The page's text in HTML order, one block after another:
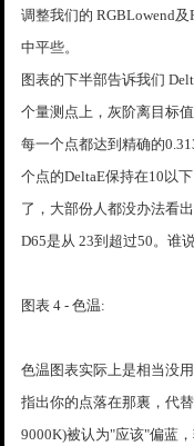
调整我们的 RGBLowend
中平些。
图表的下半部告诉我们
个量测点上，灰阶离目标
每一个点都达到精确的
个点的DeltaE保持在10以
了，大部份人都没办法看
D65是从 23到超过50。谁
图表 4 - 色温:
色温图表实际上是相当没
指出你的点落在那裏，代
9000K)被认为"应该"偏蓝